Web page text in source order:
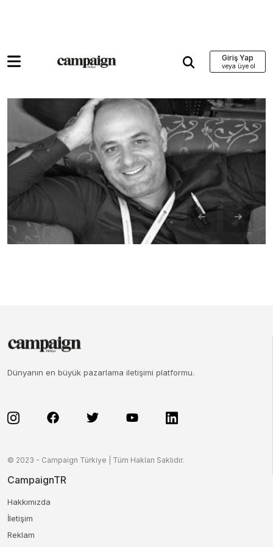
Giriş Yap
Dünyanın en büyük pazarlama iletişimi platformu.
© 2023 - Campaign Türkiye | Tüm Hakları Saklıdır.
CampaignTR
Hakkımızda
İletişim
Reklam